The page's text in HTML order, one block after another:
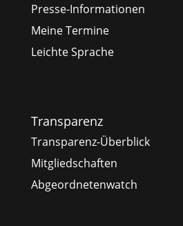
Presse-Informationen
Meine Termine
Leichte Sprache
Transparenz
Transparenz-Überblick
Mitgliedschaften
Abgeordnetenwatch